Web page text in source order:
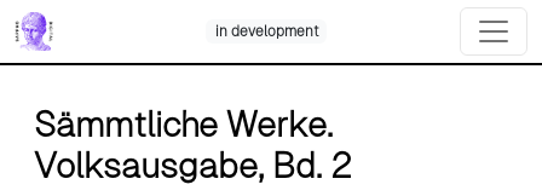
Skip
to
content
in development
Sämmtliche Werke.
Volksausgabe, Bd. 2